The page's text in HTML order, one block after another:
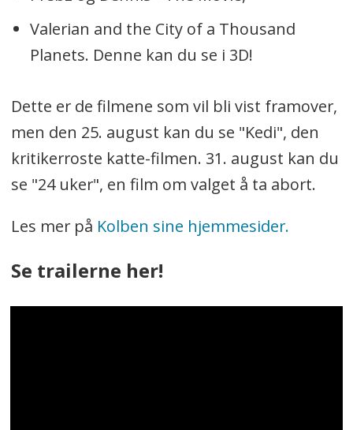
Valerian and the City of a Thousand
Planets. Denne kan du se i 3D!
Dette er de filmene som vil bli vist framover,
men den 25. august kan du se "Kedi", den
kritikerroste katte-filmen. 31. august kan du
se "24 uker", en film om valget å ta abort.
Les mer på Kolben sine hjemmesider.
Se trailerne her!